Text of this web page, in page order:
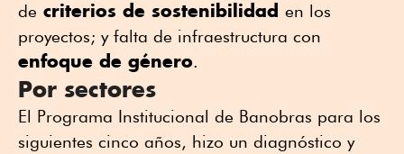
de criterios de sostenibilidad en los
proyectos; y falta de infraestructura con
enfoque de género.
Por sectores
El Programa Institucional de Banobras para los
siguientes cinco años, hizo un diagnóstico y